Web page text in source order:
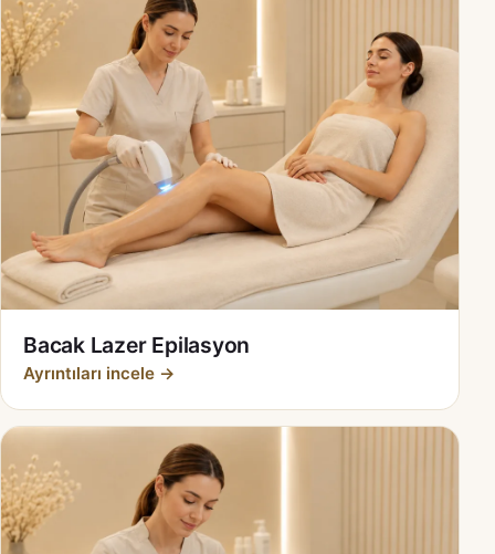
Bacak Lazer Epilasyon
Ayrıntıları incele →